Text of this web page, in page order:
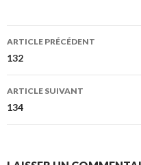
Navigation
des
articles
ARTICLE PRÉCÉDENT
132
ARTICLE SUIVANT
134